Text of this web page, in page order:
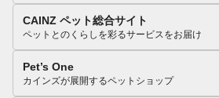
CAINZ ペット総合サイト
ペットとのくらしを彩るサービスをお届け
Pet’s One
カインズが展開するペットショップ